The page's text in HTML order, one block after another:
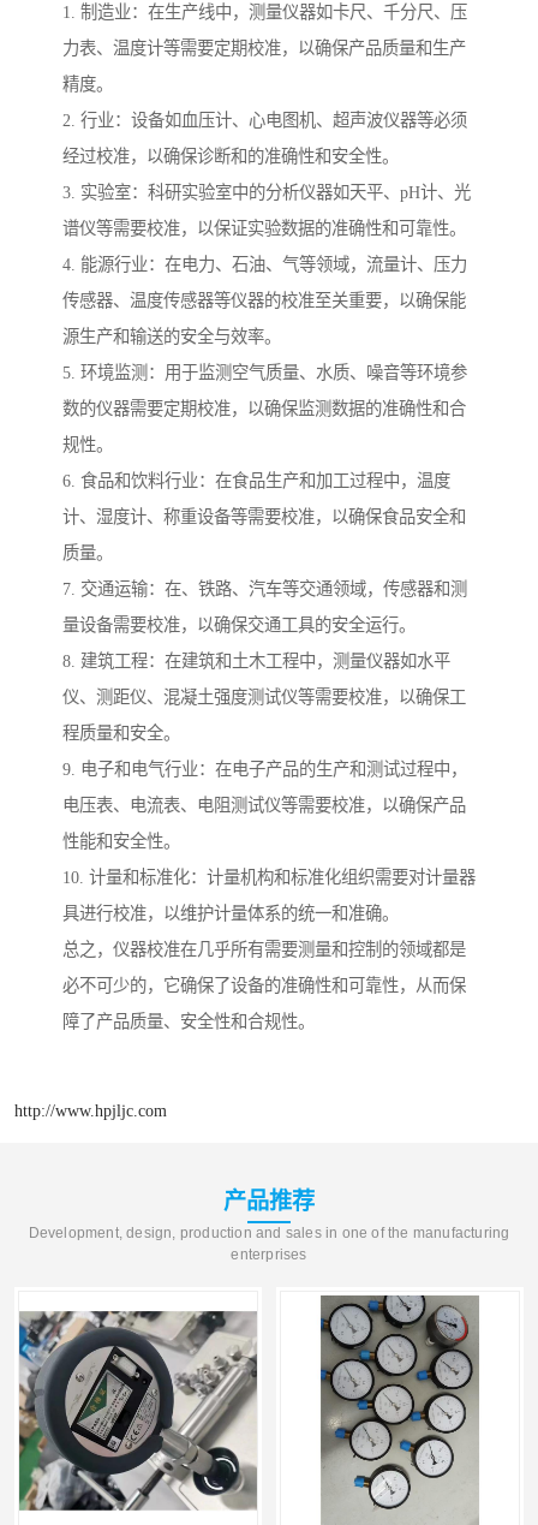
1. 制造业：在生产线中，测量仪器如卡尺、千分尺、压
力表、温度计等需要定期校准，以确保产品质量和生产
精度。
2. 行业：设备如血压计、心电图机、超声波仪器等必须
经过校准，以确保诊断和的准确性和安全性。
3. 实验室：科研实验室中的分析仪器如天平、pH计、光
谱仪等需要校准，以保证实验数据的准确性和可靠性。
4. 能源行业：在电力、石油、气等领域，流量计、压力
传感器、温度传感器等仪器的校准至关重要，以确保能
源生产和输送的安全与效率。
5. 环境监测：用于监测空气质量、水质、噪音等环境参
数的仪器需要定期校准，以确保监测数据的准确性和合
规性。
6. 食品和饮料行业：在食品生产和加工过程中，温度
计、湿度计、称重设备等需要校准，以确保食品安全和
质量。
7. 交通运输：在、铁路、汽车等交通领域，传感器和测
量设备需要校准，以确保交通工具的安全运行。
8. 建筑工程：在建筑和土木工程中，测量仪器如水平
仪、测距仪、混凝土强度测试仪等需要校准，以确保工
程质量和安全。
9. 电子和电气行业：在电子产品的生产和测试过程中，
电压表、电流表、电阻测试仪等需要校准，以确保产品
性能和安全性。
10. 计量和标准化：计量机构和标准化组织需要对计量器
具进行校准，以维护计量体系的统一和准确。
总之，仪器校准在几乎所有需要测量和控制的领域都是
必不可少的，它确保了设备的准确性和可靠性，从而保
障了产品质量、安全性和合规性。
http://www.hpjljc.com
产品推荐
Development, design, production and sales in one of the manufacturing
enterprises